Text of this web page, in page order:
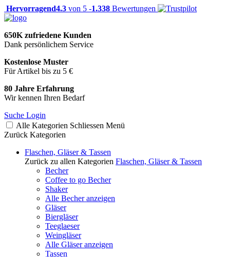
Hervorragend4.3 von 5 -1.338 Bewertungen
650K zufriedene Kunden
Dank persönlichem Service
Kostenlose Muster
Für Artikel bis zu 5 €
80 Jahre Erfahrung
Wir kennen Ihren Bedarf
Suche Login
Alle Kategorien Schliessen Menü
Zurück Kategorien
Flaschen, Gläser & Tassen
Zurück zu allen Kategorien Flaschen, Gläser & Tassen
Becher
Coffee to go Becher
Shaker
Alle Becher anzeigen
Gläser
Biergläser
Teeglaeser
Weingläser
Alle Gläser anzeigen
Tassen